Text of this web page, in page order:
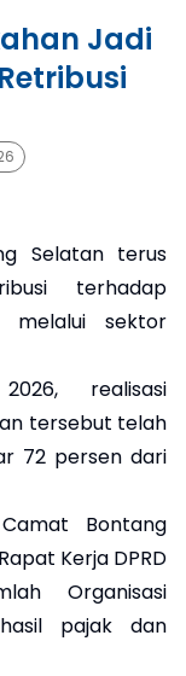
Jadi
Selatan terus
terhadap
melalui sektor
realisasi
tersebut telah
72 persen dari
Bontang
Kerja DPRD
Organisasi
pajak dan